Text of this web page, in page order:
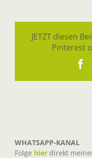
JETZT diesen
Pinterest
WHATSAPP-KANAL
Folge hier direkt